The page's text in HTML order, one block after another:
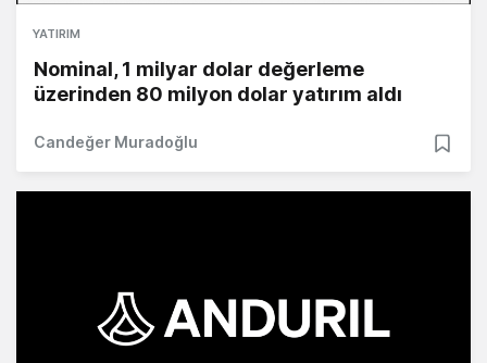
YATIRIM
Nominal, 1 milyar dolar değerleme
üzerinden 80 milyon dolar yatırım aldı
Candeğer Muradoğlu